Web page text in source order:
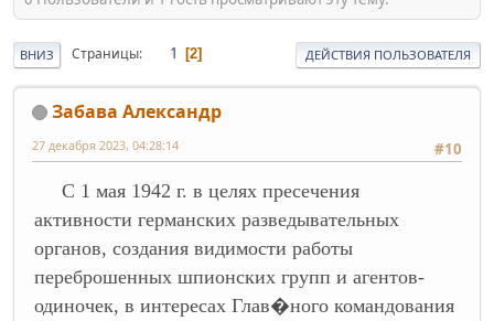
ВНИЗ Страницы 1 2 ДЕЙСТВИЯ ПОЛЬЗОВАТЕЛЯ
Забава Александр
#10
27 декабря 2023, 04:28:14
С 1 мая 1942 г. в целях пресечения
активности германских разведывательных
органов, создания видимости работы
переброшенных шпионских групп и агентов-
одиночек, в интересах Глав�ного командования